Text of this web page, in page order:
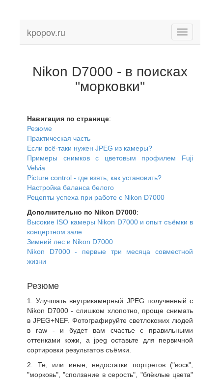
Toggle
navigation
kpopov.ru
Nikon D7000 - в поисках
''морковки''
Навигация по странице:
Резюме
Практическая часть
Если всё-таки нужен JPEG из камеры?
Примеры снимков с цветовым профилем Fuji
Velvia
Picture control - где взять, как установить?
Настройка баланса белого
Рецепты успеха при работе с Nikon D7000
Дополнительно по Nikon D7000:
Высокие ISO камеры Nikon D7000 и опыт съёмки в
концертном зале
Зимний лес и Nikon D7000
Nikon D7000 - первые три месяца совместной
жизни
Резюме
1. Улучшать внутрикамерный JPEG полученный с
Nikon D7000 - слишком хлопотно, проще снимать
в JPEG+NEF. Фотографируйте светлокожих людей
в raw - и будет вам счастье с правильными
оттенками кожи, а jpeg оставьте для первичной
сортировки результатов съёмки.
2. Те, или иные, недостатки портретов ("воск",
"морковь", "сползание в серость", "блёклые цвета"